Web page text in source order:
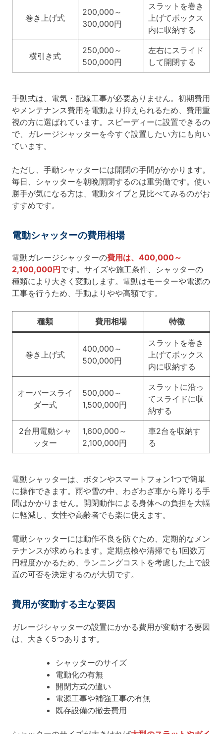
巻き上げ式
200,000～
300,000円
スラットを巻き
上げてボックス
内に収納する
横引き式
250,000～
500,000円
左右にスライド
して開閉する
手動式は、電気・配線工事が必要ありません。初期費用
やメンテナンス費用を電動より抑えられるため、費用重
視の方に選ばれています。スピーディーに設置できるの
で、ガレージシャッターを今すぐ設置したい方にも向い
ています。
ただし、手動シャッターには開閉の手間がかかります。
毎日、シャッターを朝晩開閉するのは重労働です。使い
勝手が気になる方は、電動タイプと見比べてみるのがお
すすめです。
電動シャッターの費用相場
電動ガレージシャッターの費用は、400,000～
2,100,000円 です。サイズや施工条件、シャッターの
種類により大きく変動します。電動はモーターや電源の
工事を行うため、手動よりやや高額です。
種類 費用相場 特徴
巻き上げ式
400,000～
500,000円
スラットを巻き
上げてボックス
内に収納する
オーバースライ
ダー式
500,000～
1,500,000円
スラットに沿っ
てスライドに収
納する
2台用電動シャ
ッター
1,600,000～
2,100,000円
車2台を収納す
る
電動シャッターは、ボタンやスマートフォン1つで簡単
に操作できます。雨や雪の中、わざわざ車から降りる手
間はかかりません。開閉動作による身体への負担を大幅
に軽減し、女性や高齢者でも楽に使えます。
電動シャッターには動作不良を防ぐため、定期的なメン
テナンスが求められます。定期点検や清掃でも1回数万
円程度かかるため、ランニングコストを考慮した上で設
置の可否を決定するのが大切です。
費用が変動する主な要因
ガレージシャッターの設置にかかる費用が変動する要因
は、大きく5つあります。
シャッターのサイズ
電動化の有無
開閉方式の違い
電源工事や補強工事の有無
既存設備の撤去費用